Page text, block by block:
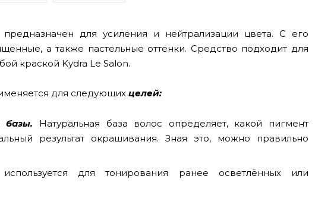
для усиления и нейтрализации цвета. С его
а также пастельные оттенки. Средство подходит для
краской Kydra Le Salon.
для следующих целей:
базы. Натуральная база волос определяет, какой пигмент
результат окрашивания. Зная это, можно правильно
для тонирования ранее осветлённых или